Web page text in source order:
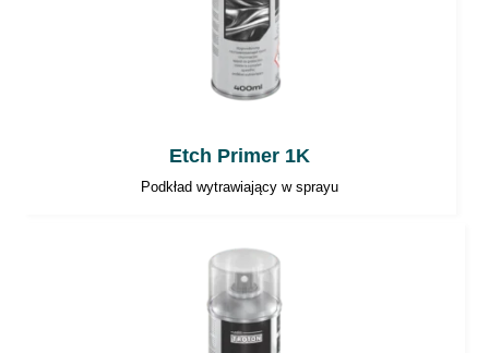
Etch Primer 1K
Podkład wytrawiający w sprayu